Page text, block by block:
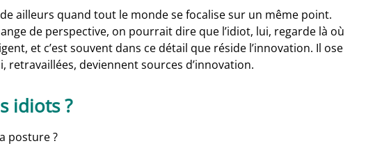
ailleurs quand tout le monde se focalise sur un même point.
de perspective, on pourrait dire que l’idiot, lui, regarde là où
et c’est souvent dans ce détail que réside l’innovation. Il ose
deviennent sources d’innovation.
idiots ?
posture ?